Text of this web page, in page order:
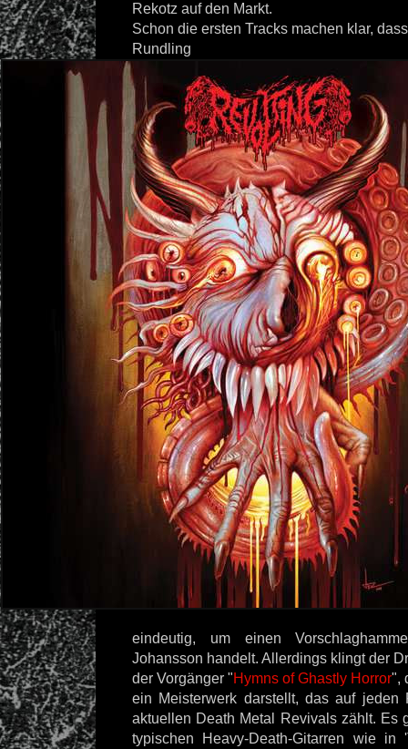
Rekotz auf den Markt.
Schon die ersten Tracks machen klar,
Rundling
eindeutig, um einen
Johansson handelt. Allerdings klingt der
der Vorgänger "Hymns of Ghastly Horror",
ein Meisterwerk darstellt, das auf
aktuellen Death Metal Revivals zählt. Es
typischen Heavy-Death-Gitarren wie